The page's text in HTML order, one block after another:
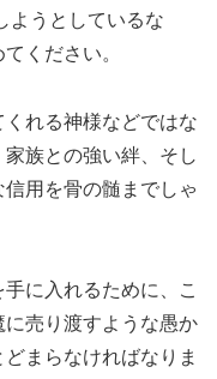
ようとしているな
ください。
れる神様などではな
族との強い絆、そし
用を骨の髄までしゃ
に入れるために、こ
売り渡すような愚か
まらなければなりま